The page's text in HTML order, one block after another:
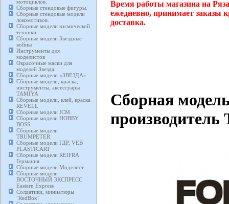
мотоциклов.
Сборные стендовые фигуры.
Сборные стендовые модели
локомотивов.
Сборные модели космической
техники
Сборные модели Звездные
войны
Инструменты для
моделистов
Окрасочные маски для
моделей Звезда.
Сборные модели «ЗВЕЗДА»
Сборные модели, краска,
инструменты, аксессуары
TAMIYA
Сборные модели, клей, краска
REVELL
Сборные модели ICM.
Сборные модели HOBBY
BOSS.
Сборные модели
TRUMPETER.
Сборные модели ГДР, VEB
PLASTICART
Сборные модели REIFRA
Германия
Сборные модели Моделист.
Сборные модели
ВОСТОЧНЫЙ ЭКСПРЕСС
Eastern Express
Солдатики, миниатюры
"RedBox"
Время работы магазина на
ежедневно, принимает заказы
доставка.
Сборная
производитель